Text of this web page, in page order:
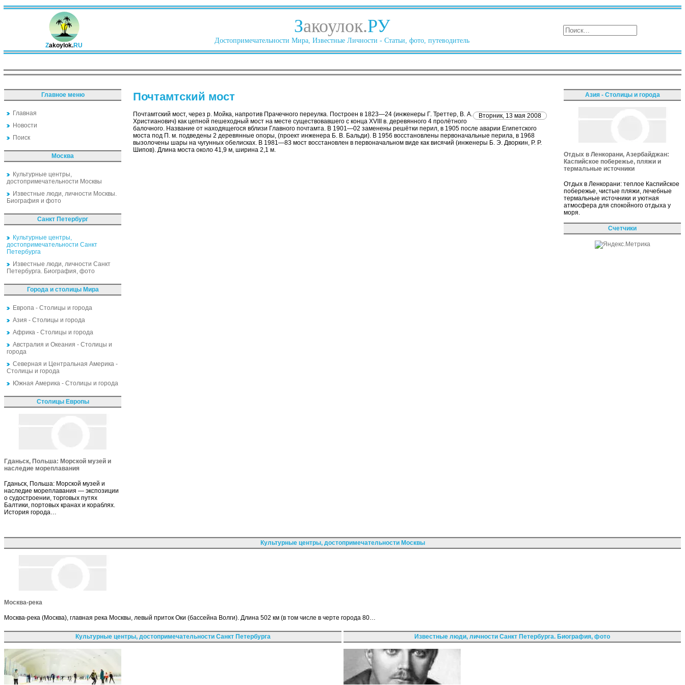
Zakoylok.RU
Закоулок.РУ
Достопримечательности Мира, Известные Личности - Статьи, фото, путеводитель
Главное меню
Главная
Новости
Поиск
Москва
Культурные центры,
достопримечательности Москвы
Известные люди, личности Москвы.
Биография и фото
Санкт Петербург
Культурные центры,
достопримечательности Санкт
Петербурга
Известные люди, личности Санкт
Петербурга. Биография, фото
Города и столицы Мира
Европа - Столицы и города
Азия - Столицы и города
Африка - Столицы и города
Австралия и Океания - Столицы и
города
Северная и Центральная Америка -
Столицы и города
Южная Америка - Столицы и города
Столицы Европы
Гданьск, Польша: Морской музей и
наследие мореплавания
Гданьск, Польша: Морской музей и
наследие мореплавания — экспозиции
о судостроении, торговых путях
Балтики, портовых кранах и кораблях.
История города…
Почтамтский мост
Вторник, 13 мая 2008
Почтамтский мост, через р. Мойка, напротив Прачечного переулка. Построен в 1823—24 (инженеры Г. Треттер, В. А.
Христианович) как цепной пешеходный мост на месте существовавшего с конца ХVIII в. деревянного 4 пролётного
балочного. Название от находящегося вблизи Главного почтамта. В 1901—02 заменены решётки перил, в 1905 после аварии Египетского
моста под П. м. подведены 2 деревянные опоры, (проект инженера Б. В. Бальди). В 1956 восстановлены первоначальные перила, в 1968
вызолочены шары на чугунных обелисках. В 1981—83 мост восстановлен в первоначальном виде как висячий (инженеры Б. Э. Дворкин, Р. Р.
Шипов). Длина моста около 41,9 м, ширина 2,1 м.
Азия - Столицы и города
Отдых в Ленкорани, Азербайджан:
Каспийское побережье, пляжи и
термальные источники
Отдых в Ленкорани: теплое Каспийское
побережье, чистые пляжи, лечебные
термальные источники и уютная
атмосфера для спокойного отдыха у
моря.
Счетчики
Культурные центры, достопримечательности Москвы
Москва-река
Москва-река (Москва), главная река Москвы, левый приток Оки (бассейна Волги). Длина 502 км (в том числе в черте города 80…
Культурные центры, достопримечательности Санкт Петербурга Известные люди, личности Санкт Петербурга. Биография, фото